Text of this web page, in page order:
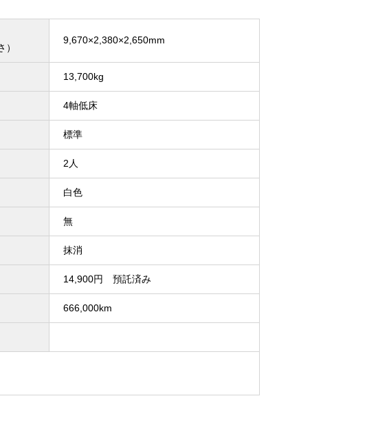
）
9,670×2,380×2,650mm
13,700kg
4軸低床
標準
2人
白色
無
抹消
14,900円 預託済み
666,000km